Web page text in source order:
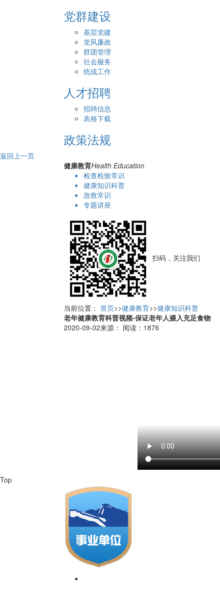
党群建设
基层党建
党风廉政
群团管理
社会服务
统战工作
人才招聘
招聘信息
表格下载
政策法规
返回上一页
健康教育Health Education
检查检验常识
健康知识科普
急救常识
专题讲座
扫码，关注我们
当前位置： 首页>>健康教育>>健康知识科普
老年健康教育科普视频-保证老年人摄入充足食物
2020-09-02来源： 阅读： 1876
Top